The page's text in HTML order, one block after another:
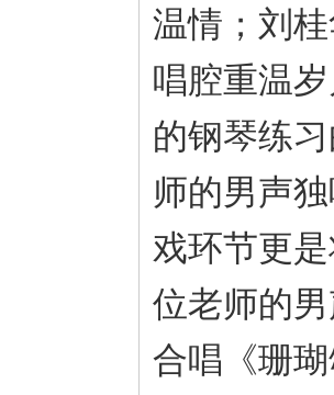
温情；刘
唱腔重温
的钢琴练
师的男声
戏环节更
位老师的
合唱《珊